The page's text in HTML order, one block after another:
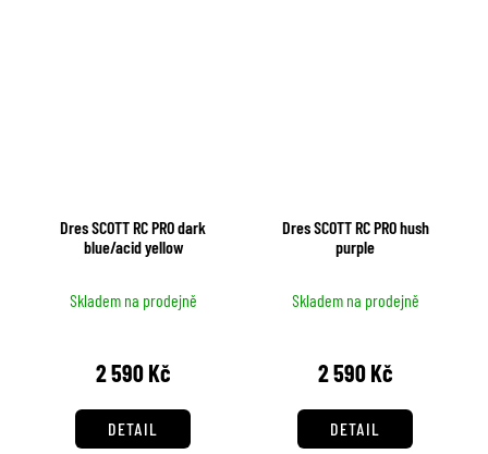
Dres SCOTT RC PRO dark
blue/acid yellow
Skladem na prodejně
2 590 Kč
DETAIL
Dres SCOTT RC PRO hush
purple
Skladem na prodejně
2 590 Kč
DETAIL